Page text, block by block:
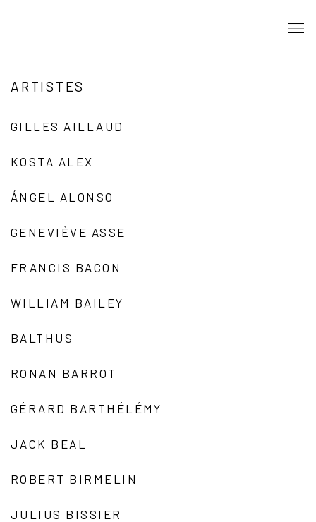
ARTISTES
GILLES AILLAUD
KOSTA ALEX
ÁNGEL ALONSO
GENEVIÈVE ASSE
FRANCIS BACON
WILLIAM BAILEY
BALTHUS
RONAN BARROT
GÉRARD BARTHÉLÉMY
JACK BEAL
ROBERT BIRMELIN
JULIUS BISSIER